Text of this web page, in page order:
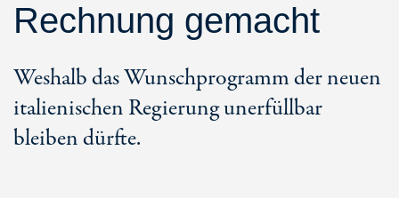
Rechnung gemacht
Weshalb das Wunschprogramm der neuen
italienischen Regierung unerfüllbar
bleiben dürfte.